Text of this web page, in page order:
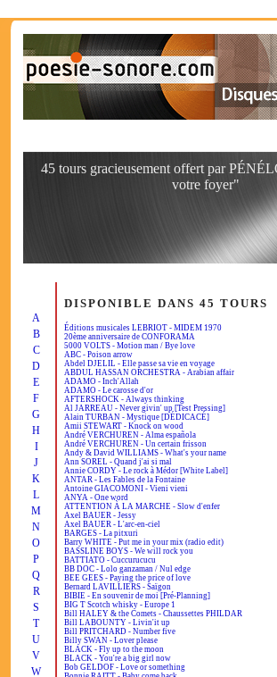
45 tours gracieusement offert par
votre foyer"
A
B
C
D
E
F
G
H
I
J
K
L
M
N
O
P
Q
R
S
T
U
V
W
DISPONIBLE DANS 45 TOURS
Éditions musicales LEBRIOT - MIDEM 1970
20ème anniversaire de CONFORAMA
5000 VOLTS - Motion man / Bye love
ABC - Poison arrow
Abdel DJELIL - Elle passe sa vie en voyage
ABDUL HASSAN ORCHESTRA - Arabian affair
ADAMO - Inch'Allah
ADAMO - Le carosse d'or
AFTERSHOCK - Always thinking
Al JARREAU - Never givin' up [Test Pressing]
Alain TURBAN - Mystique [DÉDICACÉ]
Amii STEWART - Knock on wood
André VERCHUREN - Alma española
André VERCHUREN - Un certain frisson
Andy & David WILLIAMS - What's your name
Ann SOREL - Quand j'ai si mal
Annie CORDY - Le rock à Médor [White Label]
ANTAR - Les Fables de la Fontaine
Antoine GIACOMONI - Vieni vieni
ANYA - One word
ATTENTION À LA MARCHE - Slow d'enfer
Axel BAUER - Jessy
Axel BAUER - L'arc-en-ciel
BARGES - La pitxuri
Barry WHITE - Put me in your mix (radio edit)
BASSLINE BOYS - We will rock you
BATTIATO - Cuccurucucu
BB DOC - Lolo ganzaman / Nul edge
BEE GEES - Paying the price of love
Bernard LAVILLIERS - Saïgon
BIBIE - En souvenir de moi [Pré-Planning]
BIG T Scotch whisky - Europe 1
Bill HALEY & the Comets - Chaussettes PHILDAR
Bill LABOUNTY - Livin'it up
Bill PRITCHARD - Number five
Billy SWAN - Lover please
BLACK - Fly up to the moon
BLACK - You're a big girl now
Bob GELDOF - Love or something